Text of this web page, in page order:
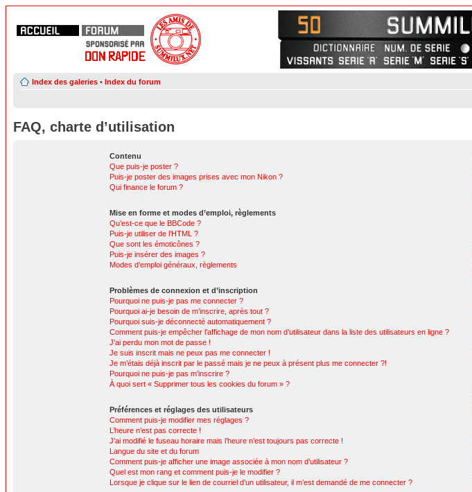
Index des galeries • Index du forum
FAQ, charte d’utilisation
Contenu
Que puis-je poster ?
Puis-je poster des images prises avec mon Nikon ?
Qui finance le forum ?
Mise en forme et modes d’emploi, règlements
Qu’est-ce que le BBCode ?
Puis-je utiliser de l’HTML ?
Que sont les émoticônes ?
Puis-je insérer des images ?
Modes d’emploi généraux, règlements
Problèmes de connexion et d’inscription
Pourquoi ne puis-je pas me connecter ?
Pourquoi ai-je besoin de m’inscrire, après tout ?
Pourquoi suis-je déconnecté automatiquement ?
Comment puis-je empêcher l’affichage de mon nom d’utilisateur dans la liste des utilisateurs en ligne ?
J’ai perdu mon mot de passe !
Je suis inscrit mais ne peux pas me connecter !
Je m’étais déjà inscrit par le passé mais je ne peux à présent plus me connecter ?!
Pourquoi ne puis-je pas m’inscrire ?
À quoi sert « Supprimer tous les cookies du forum » ?
Préférences et réglages des utilisateurs
Comment puis-je modifier mes réglages ?
L’heure n’est pas correcte !
J’ai modifié le fuseau horaire mais l’heure n’est toujours pas correcte !
Langue du site et du forum
Comment puis-je afficher une image associée à mon nom d’utilisateur ?
Quel est mon rang et comment puis-je le modifier ?
Lorsque je clique sur le lien de courriel d’un utilisateur, il m’est demandé de me connecter ?